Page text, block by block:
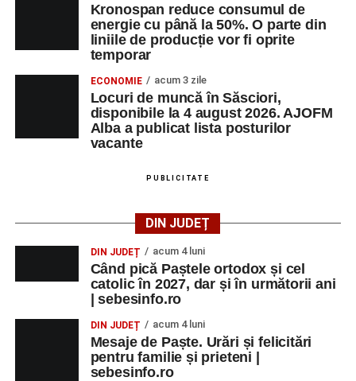
Seară cu tradiții săsești, cu participarea:
Fanfarei din Petrești;
Trupei de Dansuri Săsești;
Alexandrei Pamfilie;
Alfred Dahinten.
– Proiecție cinematografică:
de Federico Fellini și Tullio Pinelli.
MARȚI, 25 AUGUST 2026
Grădina Muzeului Municipal „Ioan
Raica” Sebeș
„Armonia artelor”– salon literar și întâlnire
cu artele plastice, organizat alături de artiști locali.
Kronospan reduce consumul de
energie cu până la 50%. O parte din
liniile de producție vor fi oprite
temporar
ECONOMIE acum 3 zile
Locuri de muncă în Săsciori,
disponibile la 4 august 2026. AJOFM
Alba a publicat lista posturilor
vacante
PUBLICITATE
DIN JUDEȚ
DIN JUDEȚ acum 4 luni
Când pică Paștele ortodox și cel
catolic în 2027, dar și în următorii ani
| sebesinfo.ro
DIN JUDEȚ acum 4 luni
Mesaje de Paște. Urări și felicitări
pentru familie și prieteni |
sebesinfo.ro